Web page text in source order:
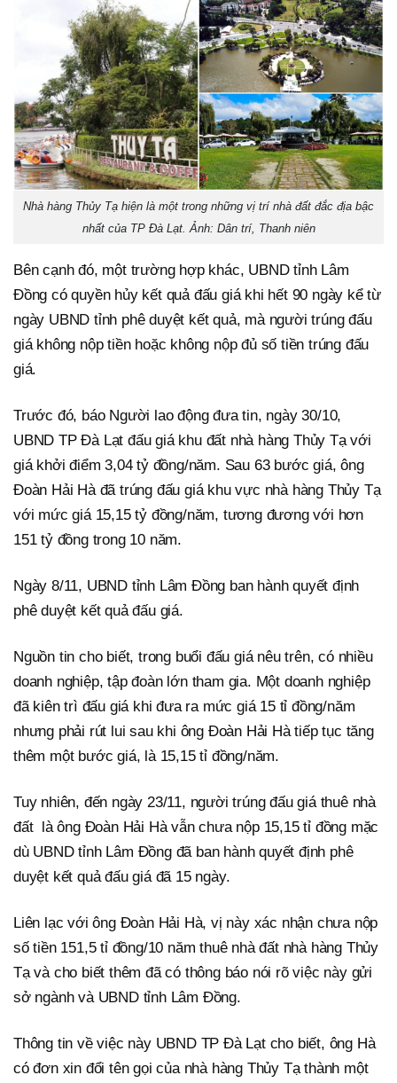
Nhà hàng Thủy Tạ hiện là một trong những vị trí nhà đất đắc địa bậc
nhất của TP Đà Lạt. Ảnh: Dân trí, Thanh niên
Bên cạnh đó, một trường hợp khác, UBND tỉnh Lâm
Đồng có quyền hủy kết quả đấu giá khi hết 90 ngày kể từ
ngày UBND tỉnh phê duyệt kết quả, mà người trúng đấu
giá không nộp tiền hoặc không nộp đủ số tiền trúng đấu
giá.
Trước đó, báo Người lao động đưa tin, ngày 30/10,
UBND TP Đà Lạt đấu giá khu đất nhà hàng Thủy Tạ với
giá khởi điểm 3,04 tỷ đồng/năm. Sau 63 bước giá, ông
Đoàn Hải Hà đã trúng đấu giá khu vực nhà hàng Thủy Tạ
với mức giá 15,15 tỷ đồng/năm, tương đương với hơn
151 tỷ đồng trong 10 năm.
Ngày 8/11, UBND tỉnh Lâm Đồng ban hành quyết định
phê duyệt kết quả đấu giá.
Nguồn tin cho biết, trong buổi đấu giá nêu trên, có nhiều
doanh nghiệp, tập đoàn lớn tham gia. Một doanh nghiệp
đã kiên trì đấu giá khi đưa ra mức giá 15 tỉ đồng/năm
nhưng phải rút lui sau khi ông Đoàn Hải Hà tiếp tục tăng
thêm một bước giá, là 15,15 tỉ đồng/năm.
Tuy nhiên, đến ngày 23/11, người trúng đấu giá thuê nhà
đất là ông Đoàn Hải Hà vẫn chưa nộp 15,15 tỉ đồng mặc
dù UBND tỉnh Lâm Đồng đã ban hành quyết định phê
duyệt kết quả đấu giá đã 15 ngày.
Liên lạc với ông Đoàn Hải Hà, vị này xác nhận chưa nộp
số tiền 151,5 tỉ đồng/10 năm thuê nhà đất nhà hàng Thủy
Tạ và cho biết thêm đã có thông báo nói rõ việc này gửi
sở ngành và UBND tỉnh Lâm Đồng.
Thông tin về việc này UBND TP Đà Lạt cho biết, ông Hà
có đơn xin đổi tên gọi của nhà hàng Thủy Tạ thành một